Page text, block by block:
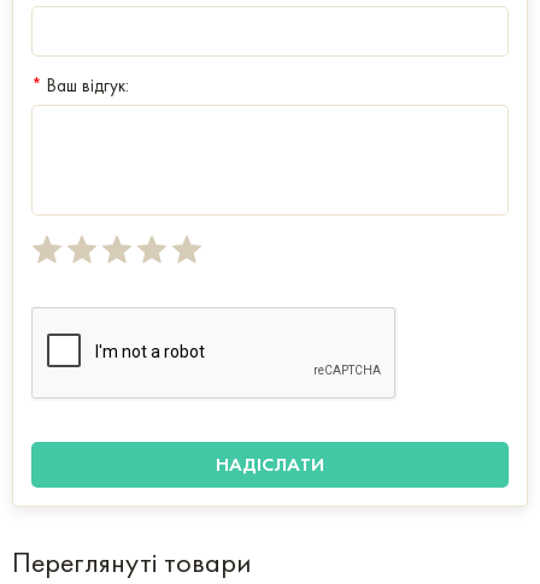
* Ваш відгук:
Переглянуті товари